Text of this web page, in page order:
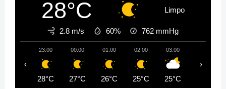
28°C Limpo
2.8 m/s 60% 762 mmHg
23:00
28°C
00:00
27°C
01:00
26°C
02:00
25°C
03:00
25°C
‹ ›